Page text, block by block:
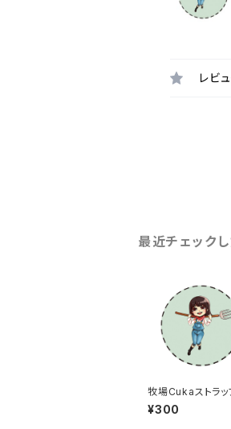
レビ
最近チェック
牧場Cukaストラッ
バッジ
¥300